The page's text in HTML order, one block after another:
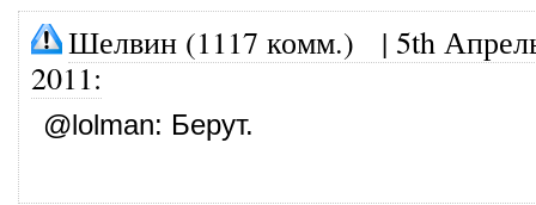
Шелвин (1117 комм.) | 5th
2011:
@lolman: Берут.